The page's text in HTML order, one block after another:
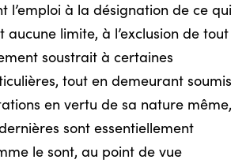
l’emploi à la désignation de ce qui
aucune limite, à l’exclusion de tout
soustrait à certaines
tout en demeurant soumis
en vertu de sa nature même,
sont essentiellement
le sont, au point de vue